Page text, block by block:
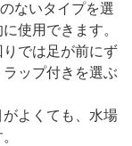
ないタイプを選
使用できます。
りでは足が前にず
ップ付きを選ぶ
よくても、水場